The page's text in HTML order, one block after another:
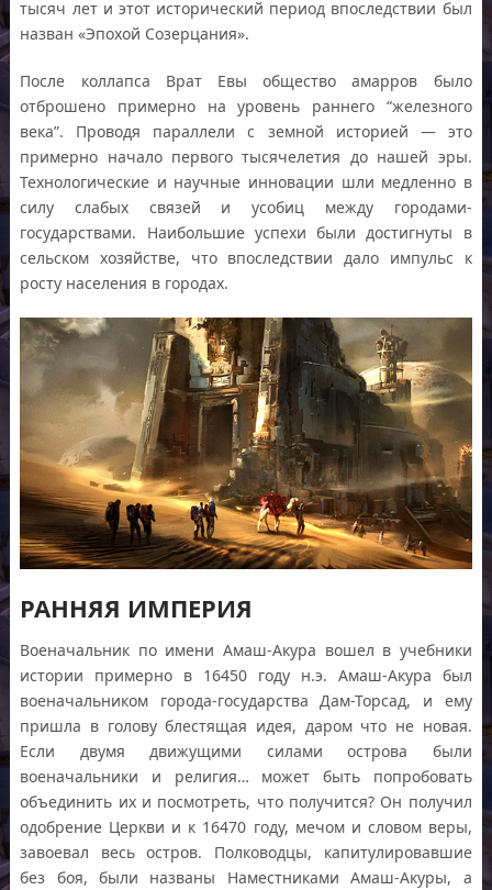
тысяч лет и этот исторический период впоследствии был
назван «Эпохой Созерцания».
После коллапса Врат Евы общество амарров было
отброшено примерно на уровень раннего “железного
века”. Проводя параллели с земной историей — это
примерно начало первого тысячелетия до нашей эры.
Технологические и научные инновации шли медленно в
силу слабых связей и усобиц между городами-
государствами. Наибольшие успехи были достигнуты в
сельском хозяйстве, что впоследствии дало импульс к
росту населения в городах.
РАННЯЯ ИМПЕРИЯ
Военачальник по имени Амаш-Акура вошел в учебники
истории примерно в 16450 году н.э. Амаш-Акура был
военачальником города-государства Дам-Торсад, и ему
пришла в голову блестящая идея, даром что не новая.
Если двумя движущими силами острова были
военачальники и религия… может быть попробовать
объединить их и посмотреть, что получится? Он получил
одобрение Церкви и к 16470 году, мечом и словом веры,
завоевал весь остров. Полководцы, капитулировавшие
без боя, были названы Наместниками Амаш-Акуры, а